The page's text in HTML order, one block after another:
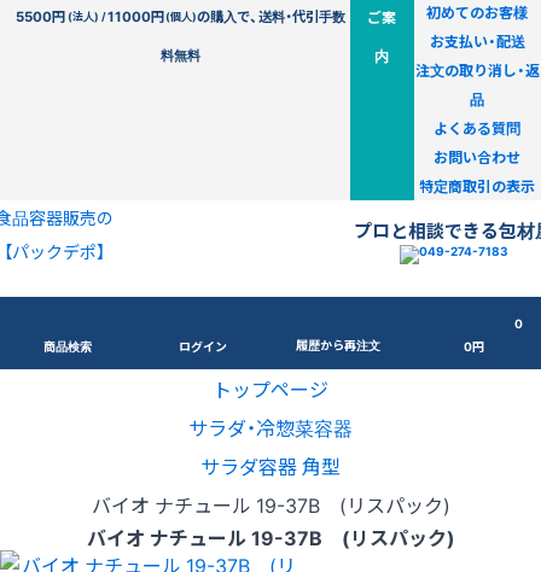
5500円(法人) /11000円(個人)の購入で、送料・代引手数
料無料
ご案
内
初めてのお客様
お支払い・配送
注文の取り消し・返
品
よくある質問
お問い合わせ
特定商取引の表示
品容器販売の
【パックデポ】
プロと相談できる包材
商品検索 ログイン 履歴から再注文
0
0円
トップページ
サラダ・冷惣菜容器
サラダ容器 角型
バイオ ナチュール 19-37B (リスパック)
バイオ ナチュール 19-37B (リスパック)